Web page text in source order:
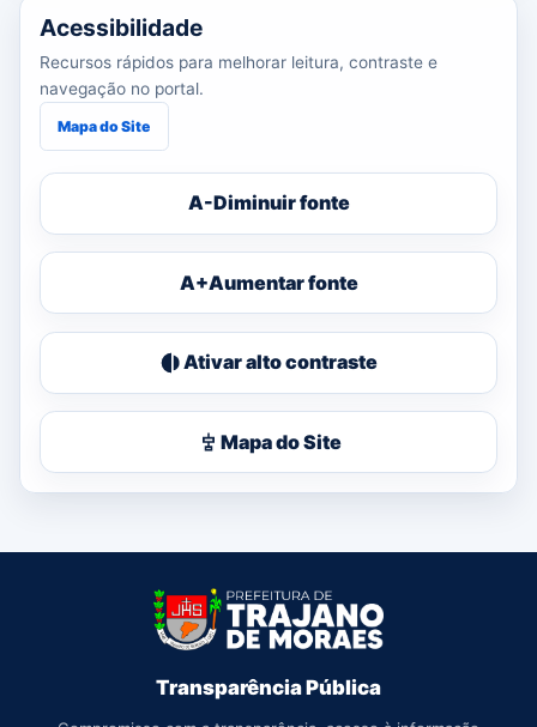
Acessibilidade
Recursos rápidos para melhorar leitura, contraste e
navegação no portal.
Mapa do Site
A-Diminuir fonte
A+Aumentar fonte
Ativar alto contraste
Mapa do Site
Transparência Pública